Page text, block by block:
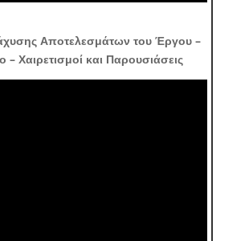
Αποτελεσμάτων του Έργου –
– Χαιρετισμοί και Παρουσιάσεις